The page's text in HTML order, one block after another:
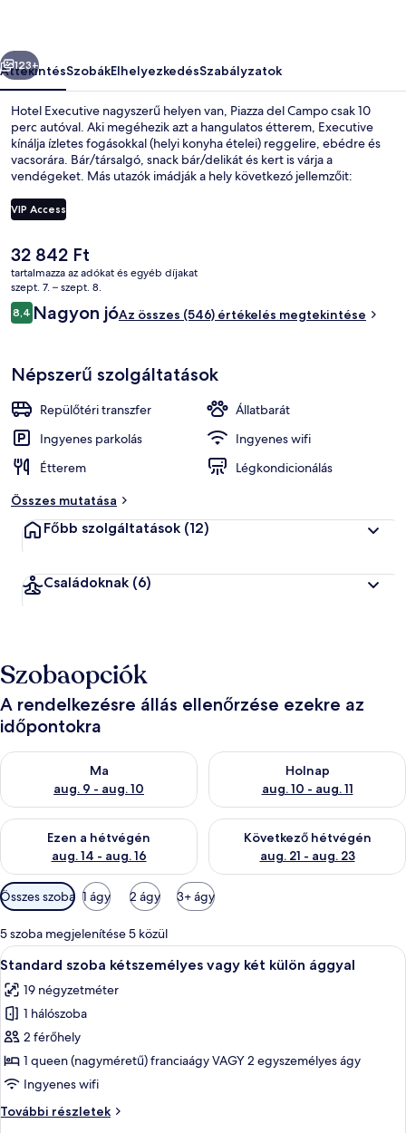
Következő
123+
ÁttekintésSzobákElhelyezkedésSzabályzatok
Hotel Executive nagyszerű helyen van, Piazza del Campo csak 10
perc autóval. Aki megéhezik azt a hangulatos étterem, Executive
kínálja ízletes fogásokkal (helyi konyha ételei) reggelire, ebédre és
vacsorára. Bár/társalgó, snack bár/delikát és kert is várja a
vendégeket. Más utazók imádják a hely következó jellemzőit:
VIP Access
A
jelenlegi
ár
32 842 Ft
32 842 Ft
tartalmazza az adókat és egyéb díjakat
szept. 7. – szept. 8.
Értékelések
8,48,4 ennyiből: 10
Nagyon jóAz összes (546) értékelés megtekintése
Népszerű szolgáltatások
Repülőtéri transzfer
Állatbarát
Ingyenes parkolás
Ingyenes wifi
Étterem
Légkondicionálás
Összes mutatása
Főbb szolgáltatások (12)
Családoknak (6)
Szobaopciók
A rendelkezésre állás ellenőrzése ezekre az
időpontokra
Ma
aug. 9 - aug. 10
A ma esti rendelkezésre állás ellenőrzése: aug. 9 - aug. 10
Holnap
aug. 10 - aug. 11
A holnapi rendelkezésre állás
Ezen a hétvégén
aug. 14 - aug. 16
A mostani hétvégi rendelkezésre állás ellenőrzése: aug. 14 -
Következő hétvégén
aug. 21 - aug. 23
A következő hétvégi
Szobákhoz
rendelkezésre
álló
szűrők
Összes szoba 1 ágy 2 ágy 3+ ágy
5 szoba megjelenítése 5 közül
A
következő
szoba
összes
képének
megtekintése:
Standard
kétszemélyes
Egy gondosan megterített ágy
7
Standard szoba kétszemélyes vagy két külön ággyal
19 négyzetméter
1 hálószoba
2 férőhely
1 queen (nagyméretű) franciaágy VAGY 2 egyszemélyes ágy
Ingyenes wifi
További részletek
Standard